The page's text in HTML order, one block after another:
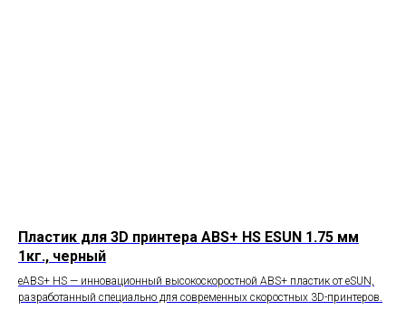
Пластик для 3D принтера ABS+ HS ESUN 1.75 мм
1кг., черный
eABS+ HS — инновационный высокоскоростной ABS+ пластик от eSUN,
разработанный специально для современных скоростных 3D-принтеров.